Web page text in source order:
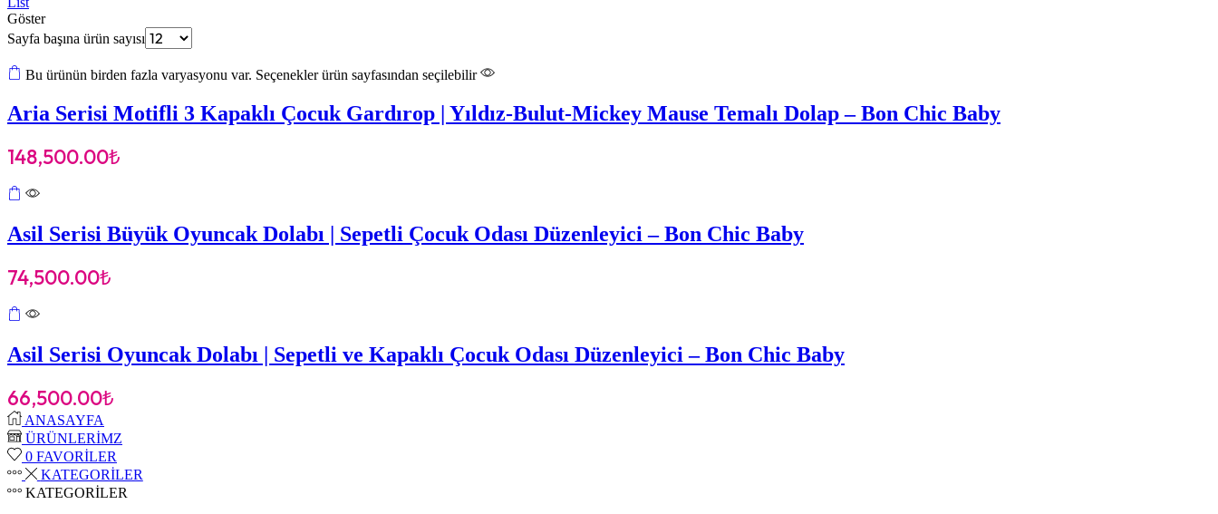
Göster
Sayfa başına ürün sayısı
Bu ürünün birden fazla varyasyonu var. Seçenekler ürün sayfasından seçilebilir
Aria Serisi Motifli 3 Kapaklı Çocuk Gardırop | Yıldız-Bulut-Mickey Mause Temalı Dolap – Bon Chic Baby
148,500.00₺
Asil Serisi Büyük Oyuncak Dolabı | Sepetli Çocuk Odası Düzenleyici – Bon Chic Baby
74,500.00₺
Asil Serisi Oyuncak Dolabı | Sepetli ve Kapaklı Çocuk Odası Düzenleyici – Bon Chic Baby
66,500.00₺
ANASAYFA
ÜRÜNLERİMZ
0 FAVORİLER
KATEGORİLER
KATEGORİLER